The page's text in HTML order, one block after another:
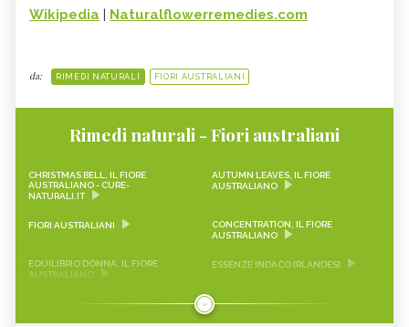
Wikipedia | Naturalflowerremedies.com
da: RIMEDI NATURALI FIORI AUSTRALIANI
Rimedi naturali - Fiori australiani
CHRISTMAS BELL, IL FIORE
AUSTRALIANO - CURE-
NATURALI.IT
AUTUMN LEAVES, IL FIORE
AUSTRALIANO
FIORI AUSTRALIANI
CONCENTRATION, IL FIORE
AUSTRALIANO
EQUILIBRIO DONNA, IL FIORE
AUSTRALIANO
ESSENZE INDACO IRLANDESI
ESSENZE AUSTRALIANE LIVING CREME MICROVITA